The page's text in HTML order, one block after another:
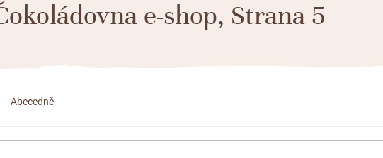
e-shop, Strana 5
Abecedně